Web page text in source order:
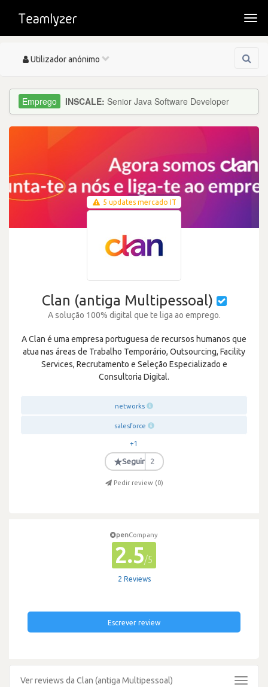
Toggle
Utilizador anónimo
INSCALE: Senior Java Software Developer
5 updates mercado IT
Clan (antiga Multipessoal)
A solução 100% digital que te liga ao emprego.
A Clan é uma empresa portuguesa de recursos humanos que
atua nas áreas de Trabalho Temporário, Outsourcing, Facility
Services, Recrutamento e Seleção Especializado e
Consultoria Digital.
networks
salesforce
+1
★Seguir 2
Pedir review (0)
penCompany
2.5/5
2 Reviews
Escrever review
Ver reviews da Clan (antiga Multipessoal)
Toggle